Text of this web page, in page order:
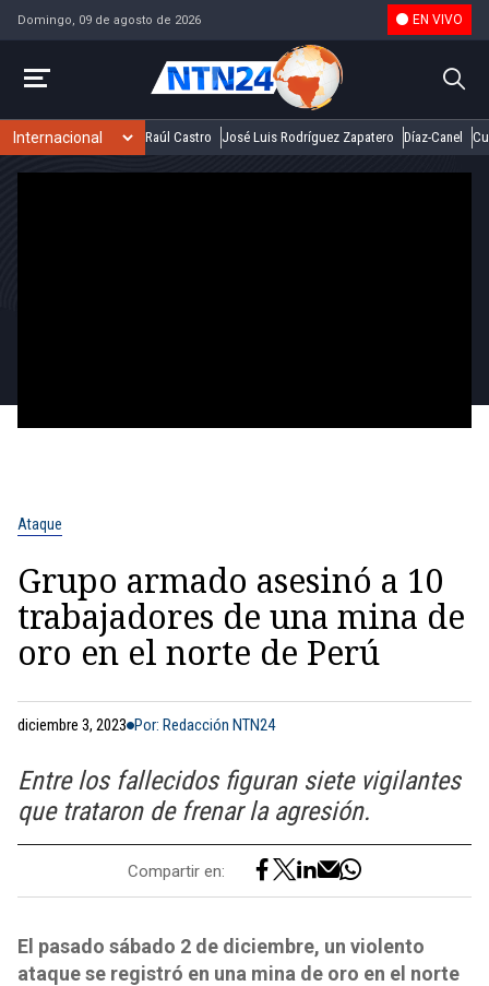
Domingo, 09 de agosto de 2026 EN VIVO
Raúl Castro José Luis Rodríguez Zapatero Díaz-Canel
Ataque
Grupo armado asesinó a 10
trabajadores de una mina de
oro en el norte de Perú
diciembre 3, 2023 Por: Redacción NTN24
Entre los fallecidos figuran siete vigilantes
que trataron de frenar la agresión.
Compartir en:
El pasado sábado 2 de diciembre, un violento
ataque se registró en una mina de oro en el norte